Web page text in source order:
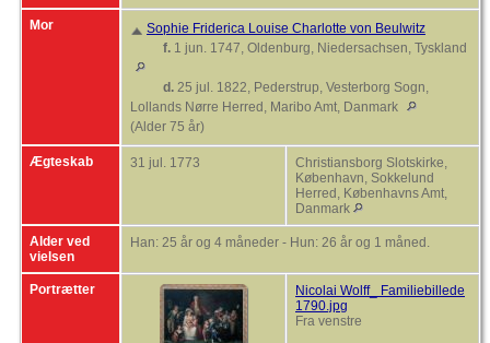
Mor
Sophie Friderica Louise Charlotte von Beulwitz
f. 1 jun. 1747, Oldenburg, Niedersachsen, Tyskland
d. 25 jul. 1822, Pederstrup, Vesterborg Sogn,
Lollands Nørre Herred, Maribo Amt, Danmark
(Alder 75 år)
Ægteskab 31 jul. 1773
Christiansborg Slotskirke,
København, Sokkelund
Herred, Københavns Amt,
Danmark
Alder ved
vielsen
Han: 25 år og 4 måneder - Hun: 26 år og 1 måned.
Portrætter
Nicolai Wolff_ Familiebillede
1790.jpg
Fra venstre